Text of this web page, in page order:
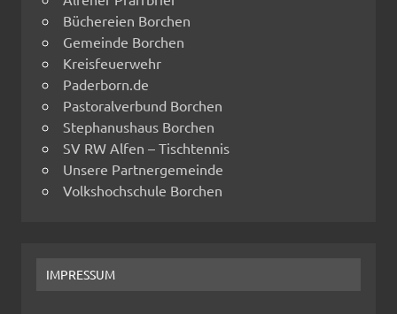
Büchereien Borchen
Gemeinde Borchen
Kreisfeuerwehr
Paderborn.de
Pastoralverbund Borchen
Stephanushaus Borchen
SV RW Alfen – Tischtennis
Unsere Partnergemeinde
Volkshochschule Borchen
IMPRESSUM